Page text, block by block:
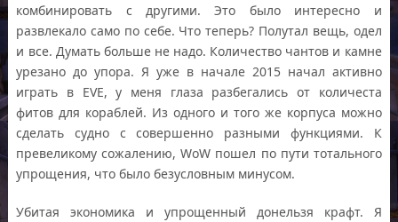
комбинировать с другими. Это было интересно и
развлекало само по себе. Что теперь? Полутал вещь, одел
и все. Думать больше не надо. Количество чантов и камне
урезано до упора. Я уже в начале 2015 начал активно
играть в EVE, у меня глаза разбегались от количеста
фитов для кораблей. Из одного и того же корпуса можно
сделать судно с совершенно разными функциями. К
превеликому сожалению, WoW пошел по пути тотального
упрощения, что было безусловным минусом.
Убитая экономика и упрощенный донельзя крафт. Я